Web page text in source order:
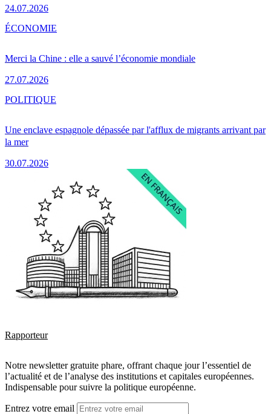
24.07.2026
Merci la Chine : elle a sauvé l’économie mondiale
27.07.2026
ÉCONOMIE
Une enclave espagnole dépassée par l'afflux de migrants arrivant par
la mer
30.07.2026
POLITIQUE
Rapporteur
Notre newsletter gratuite phare, offrant chaque jour l’essentiel de
l’actualité et de l’analyse des institutions et capitales européennes.
Indispensable pour suivre la politique européenne.
Entrez votre email